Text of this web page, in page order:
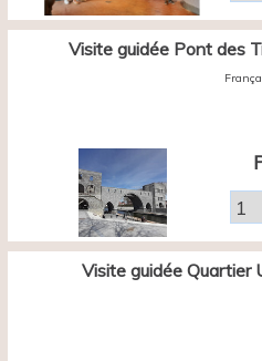
Visite guidée Pont des
Visite guidée Quartier